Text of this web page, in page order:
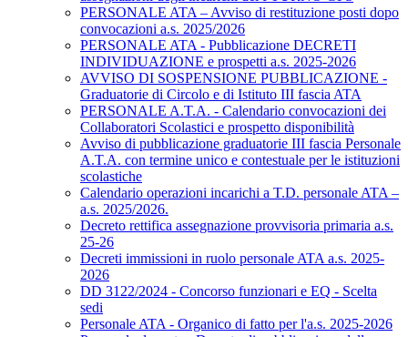
PERSONALE ATA – Avviso di restituzione posti dopo
convocazioni a.s. 2025/2026
PERSONALE ATA - Pubblicazione DECRETI
INDIVIDUAZIONE e prospetti a.s. 2025-2026
AVVISO DI SOSPENSIONE PUBBLICAZIONE -
Graduatorie di Circolo e di Istituto III fascia ATA
PERSONALE A.T.A. - Calendario convocazioni dei
Collaboratori Scolastici e prospetto disponibilità
Avviso di pubblicazione graduatorie III fascia Personale
A.T.A. con termine unico e contestuale per le istituzioni
scolastiche
Calendario operazioni incarichi a T.D. personale ATA –
a.s. 2025/2026.
Decreto rettifica assegnazione provvisoria primaria a.s.
25-26
Decreti immissioni in ruolo personale ATA a.s. 2025-
2026
DD 3122/2024 - Concorso funzionari e EQ - Scelta
sedi
Personale ATA - Organico di fatto per l'a.s. 2025-2026